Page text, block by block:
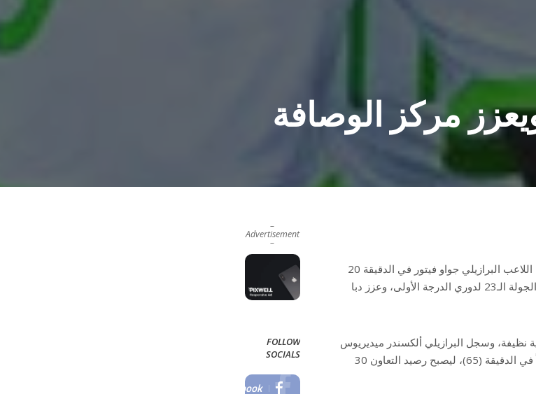
مركز الوصافة
فاز دبا الحصن على ضيفه الحمرية بهدف نظيف سجله اللاعب البرازيلي جواو فيتور في الدقيقة 20
من المباراة التي جمعت الفريقين، مساء أمس، ضمن الجولة الـ23 لدوري الدرجة الأولى، وعزز دبا
نظيفة، وسجل البرازيلي ألكسندر ميديريوس
هدفين (58) و(74) كما سجل الغامبي مطر بدجي هدفاً في الدقيقة (65)، ليصبح رصيد التعاون 30
–
Advertisement
–
FOLLOW
SOCIALS
Facebook